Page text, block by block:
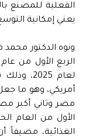
يعني إمكانية
ونوه الدكتور
أمريكي، وهو ما
مصر وثاني أكبر
الأول من العام